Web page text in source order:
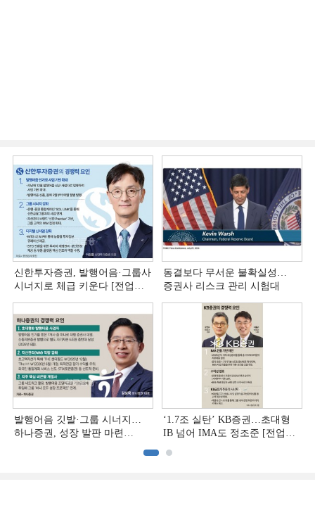
신한투자증권, 발행어음·그룹사
시너지로 체급 키운다 [전업계
동결보다 무서운 불확실성…
증권사 리스크 관리 시험대
발행어음 깃발·그룹 시너지…
하나증권, 성장 발판 마련
‘1.7조 실탄’ KB증권…초대형
IB 넘어 IMA도 정조준 [전업계